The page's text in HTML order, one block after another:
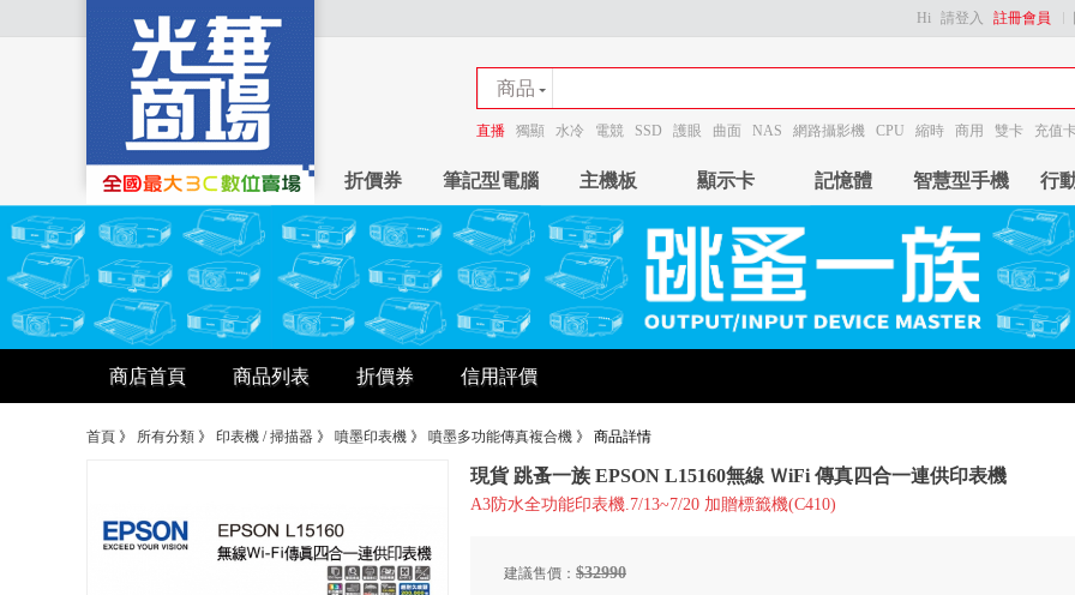
Hi 請登入 註冊會員
商品
商店
直播 獨顯 水冷 電競 SSD 護眼 曲面 NAS 網路攝影機 CPU 縮時 商用 雙卡 充值
折價券 筆記型電腦 主機板 顯示卡 記憶體 智慧型手機 行
商店首頁 商品列表 折價券 信用評價
首頁 》 所有分類 》 印表機 / 掃描器 》 噴墨印表機 》 噴墨多功能傳真複合機 》 商品詳情
現貨 跳蚤一族 EPSON L15160無線 ＷiFi 傳真四合一連供印表機
A3防水全功能印表機.7/13~7/20 加贈標籤機(C410)
建議售價： $32990